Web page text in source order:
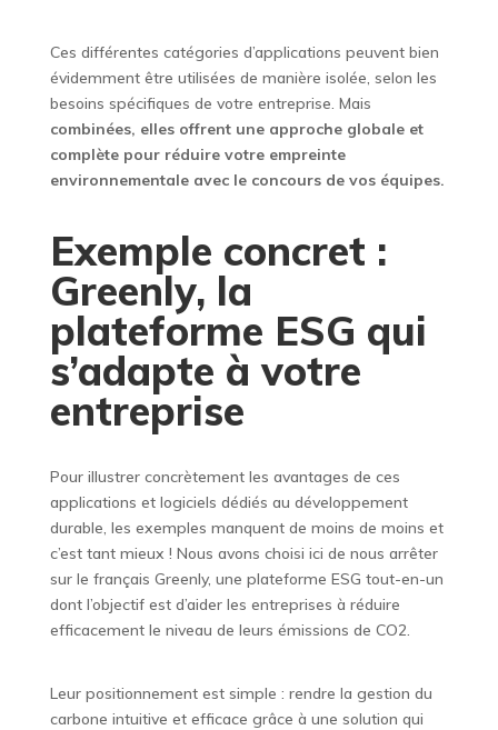
Ces différentes catégories d’applications peuvent bien
évidemment être utilisées de manière isolée, selon les
besoins spécifiques de votre entreprise. Mais
combinées, elles offrent une approche globale et
complète pour réduire votre empreinte
environnementale avec le concours de vos équipes.
Exemple concret :
Greenly, la
plateforme ESG qui
s’adapte à votre
entreprise
Pour illustrer concrètement les avantages de ces
applications et logiciels dédiés au développement
durable, les exemples manquent de moins de moins et
c’est tant mieux ! Nous avons choisi ici de nous arrêter
sur le français Greenly, une plateforme ESG tout-en-un
dont l’objectif est d’aider les entreprises à réduire
efficacement le niveau de leurs émissions de CO2.
Leur positionnement est simple : rendre la gestion du
carbone intuitive et efficace grâce à une solution qui